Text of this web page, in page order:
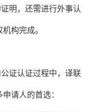
明，还需进行外事认
构完成。
证认证过程中，译联
请人的首选：